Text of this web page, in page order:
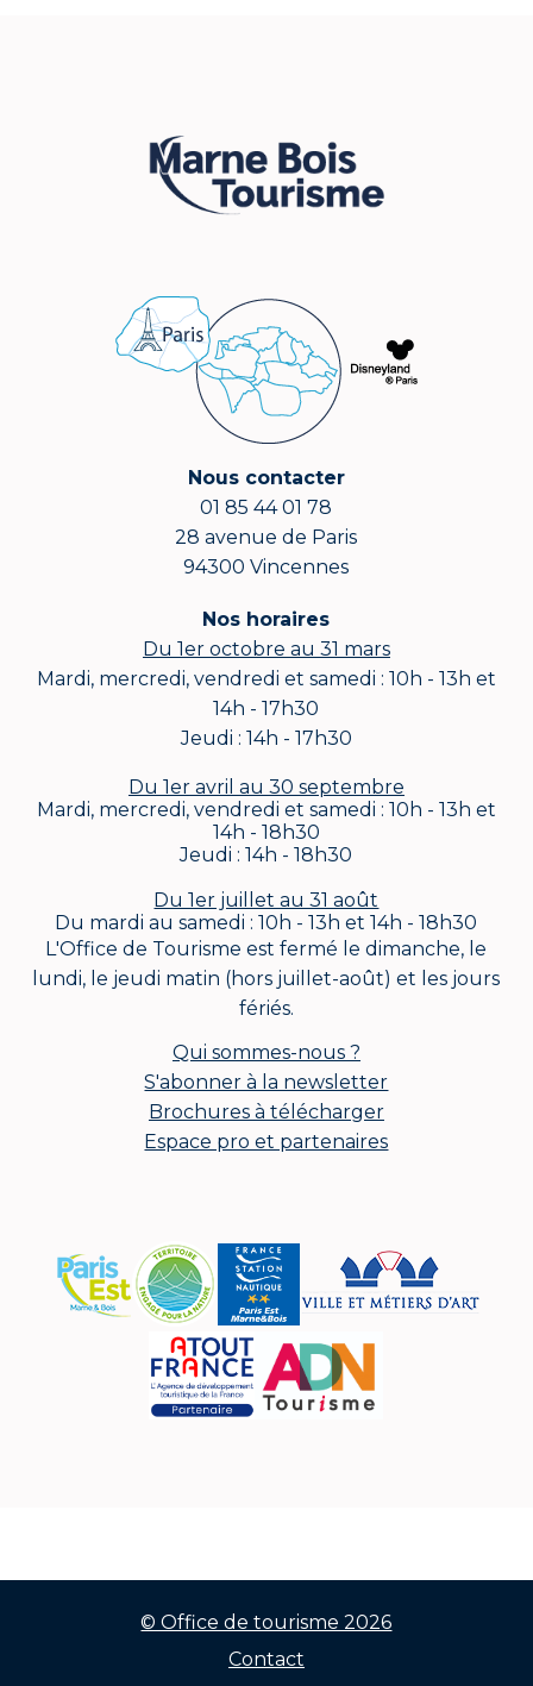
Nous contacter
01 85 44 01 78
28 avenue de Paris
94300 Vincennes
Nos horaires
Du 1er octobre au 31 mars
Mardi, mercredi, vendredi et samedi : 10h - 13h et
14h - 17h30
Jeudi : 14h - 17h30
Du 1er avril au 30 septembre
Mardi, mercredi, vendredi et samedi : 10h - 13h et
14h - 18h30
Jeudi : 14h - 18h30
Du 1er juillet au 31 août
Du mardi au samedi : 10h - 13h et 14h - 18h30
L'Office de Tourisme est fermé le dimanche, le
lundi, le jeudi matin (hors juillet-août) et les jours
fériés.
Qui sommes-nous ?
S'abonner à la newsletter
Brochures à télécharger
Espace pro et partenaires
© Office de tourisme 2026
Contact